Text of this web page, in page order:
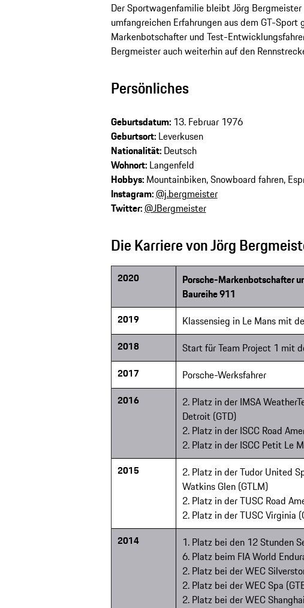
Der Sportwagenfamilie bleibt Jörg
umfangreichen Erfahrungen aus dem GT-Sport
Markenbotschafter und Test-
Bergmeister auch weiterhin auf den
Persönliches
Geburtsdatum: 13. Februar 1976
Geburtsort: Leverkusen
Nationalität: Deutsch
Wohnort: Langenfeld
Hobbys: Mountainbiken, Snowboard fahren,
Instagram:@j.bergmeister
Twitter:@JBergmeister
Die Karriere von Jörg
2020
Porsche-Markenbotschafter
Baureihe 911
2019 Klassensieg in Le Mans mit
2018 Start für Team Project 1 mit
2017 Porsche-Werksfahrer
2016
2. Platz in der IMSA
Detroit (GTD)
2. Platz in der ISCC Road
2. Platz in der ISCC Petit Le
2015
2. Platz in der Tudor United
Watkins Glen (GTLM)
2. Platz in der TUSC Road
2. Platz in der TUSC Virginia
2014
1. Platz bei den 12 Stunden
6. Platz beim FIA World
2. Platz bei der WEC
2. Platz bei der WEC Spa
2. Platz bei der WEC